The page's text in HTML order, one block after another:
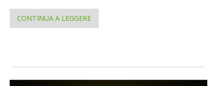
CONTINUA A LEGGERE